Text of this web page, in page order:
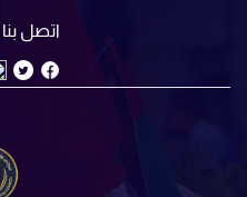
اتصل بنا